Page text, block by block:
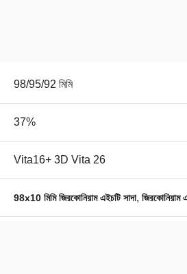
98/95/92 মিমি
37%
Vita16+ 3D Vita 26
98x10 মিমি জিরকোনিয়াম এইচটি সাদা, জিরকোনিয়াম